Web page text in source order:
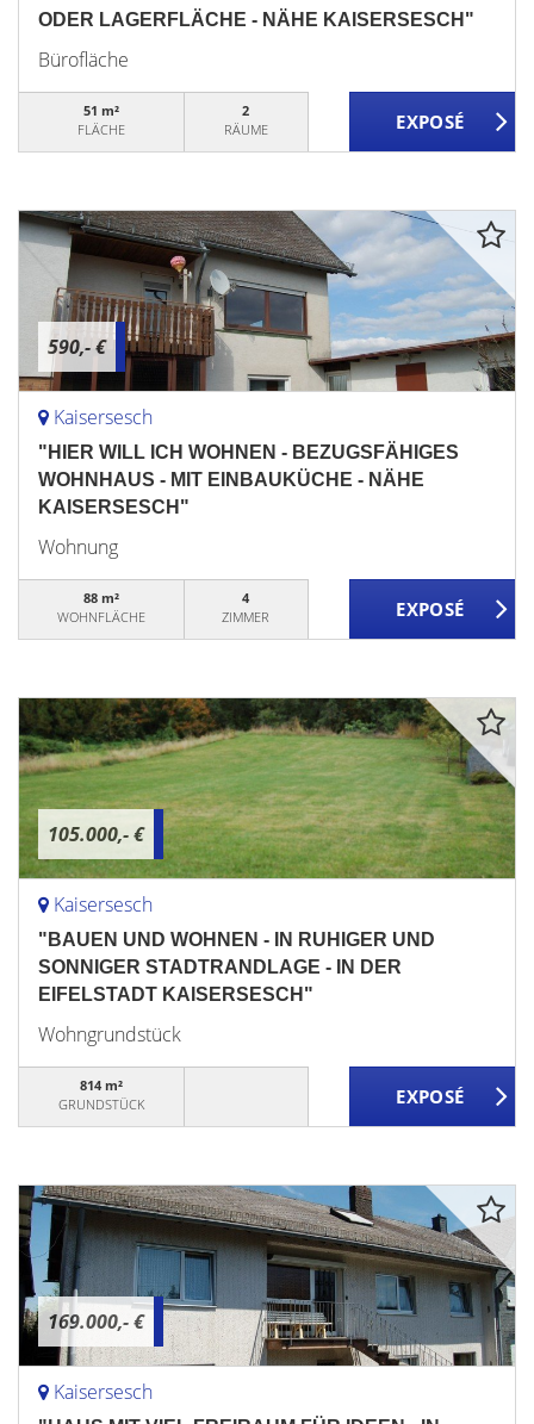
ODER LAGERFLÄCHE - NÄHE KAISERSESCH"
Bürofläche
51 m²
FLÄCHE
2
RÄUME
590,- €
Kaisersesch
"HIER WILL ICH WOHNEN - BEZUGSFÄHIGES
WOHNHAUS - MIT EINBAUKÜCHE - NÄHE
KAISERSESCH"
Wohnung
88 m²
WOHNFLÄCHE
4
ZIMMER
105.000,- €
Kaisersesch
"BAUEN UND WOHNEN - IN RUHIGER UND
SONNIGER STADTRANDLAGE - IN DER
EIFELSTADT KAISERSESCH"
Wohngrundstück
814 m²
GRUNDSTÜCK
169.000,- €
Kaisersesch